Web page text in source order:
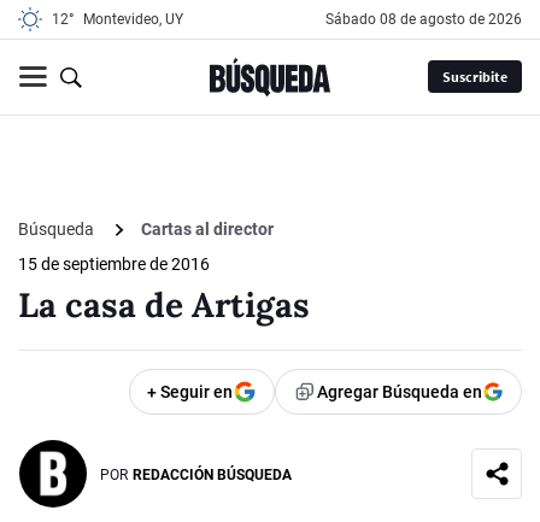
12° Montevideo, UY sábado 08 de agosto de 2026
Suscribite
Búsqueda
Cartas al director
15 de septiembre de 2016
La casa de Artigas
+ Seguir en Agregar Búsqueda en
POR REDACCIÓN BÚSQUEDA